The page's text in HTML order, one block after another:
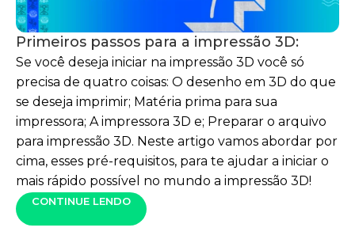
Primeiros passos para a impressão 3D:
Se você deseja iniciar na impressão 3D você só
precisa de quatro coisas: O desenho em 3D do que
se deseja imprimir; Matéria prima para sua
impressora; A impressora 3D e; Preparar o arquivo
para impressão 3D. Neste artigo vamos abordar por
cima, esses pré-requisitos, para te ajudar a iniciar o
mais rápido possível no mundo a impressão 3D!
CONTINUE LENDO